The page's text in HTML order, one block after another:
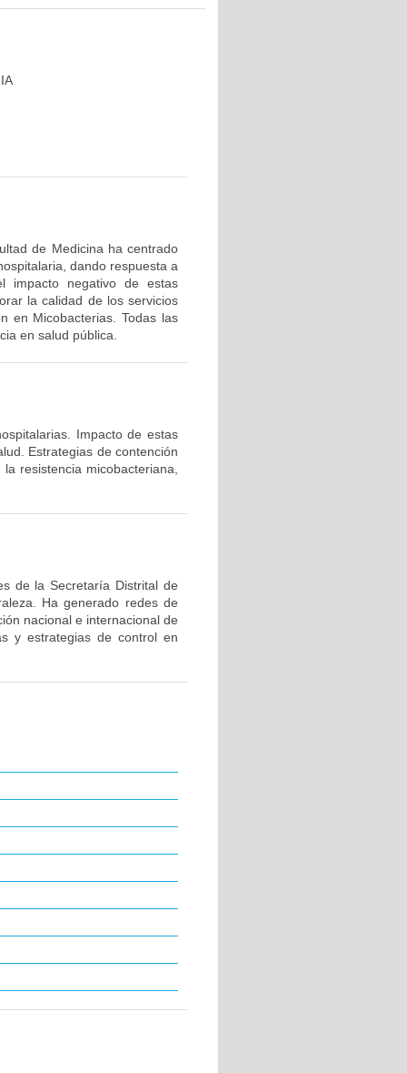
de Medicina ha centrado
dando respuesta a
impacto negativo de estas
la calidad de los servicios
en Micobacterias. Todas las
en salud pública.
Impacto de estas
Estrategias de contención
resistencia micobacteriana,
de la Secretaría Distrital de
Ha generado redes de
nacional e internacional de
y estrategias de control en